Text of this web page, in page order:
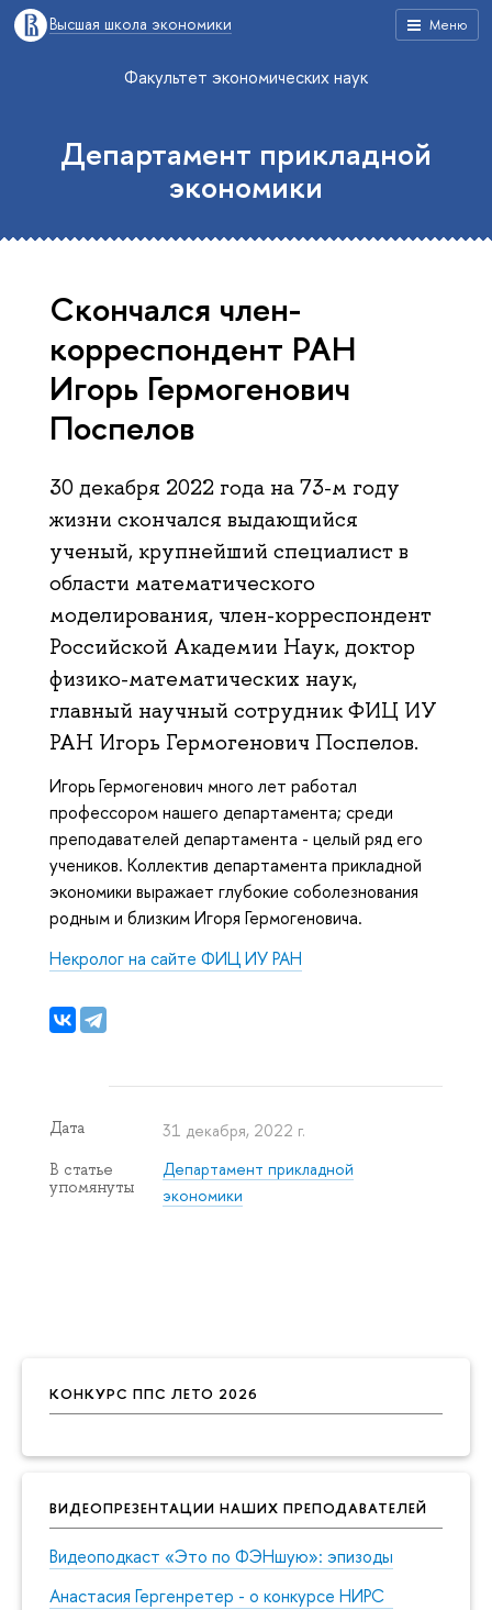
Меню
Высшая школа экономики
КОНКУРС ППС ЛЕТО 2026
ВИДЕОПРЕЗЕНТАЦИИ НАШИХ ПРЕПОДАВАТЕЛЕЙ
Видеоподкаст «Это по ФЭНшую»: эпизоды
Анастасия Гергенретер - о конкурсе НИРС
Факультет экономических наук
Департамент прикладной
экономики
Скончался член-
корреспондент РАН
Игорь Гермогенович
Поспелов
30 декабря 2022 года на 73-м году
жизни скончался выдающийся
ученый, крупнейший специалист в
области математического
моделирования, член-корреспондент
Российской Академии Наук, доктор
физико-математических наук,
главный научный сотрудник ФИЦ ИУ
РАН Игорь Гермогенович Поспелов.
Игорь Гермогенович много лет работал
профессором нашего департамента; среди
преподавателей департамента - целый ряд его
учеников. Коллектив департамента прикладной
экономики выражает глубокие соболезнования
родным и близким Игоря Гермогеновича.
Некролог на сайте ФИЦ ИУ РАН
Дата 31 декабря, 2022 г.
В статье
упомянуты
Департамент прикладной
экономики